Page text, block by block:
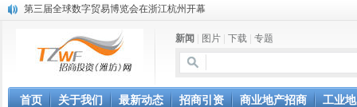
第三届全球数字贸易博览会在浙江杭州开幕
潍坊招商局讯：2024中日韩产业合作发展论坛开幕
昌乐大项目“拔节生长”赋能高质量发展
格润麦尔高端淀粉预混料智能制造项目顺利通过验收
新闻 图片 下载 专题
首页 关于我们 最新动态 招商引资 商业地产招商 工业